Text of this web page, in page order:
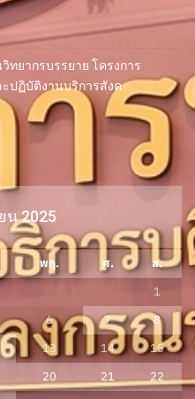
ทยากรบรรยาย โครงการ
ปฏิบัติงานบริการสังค
น 2025
พฤ. ศ.
ส.
1
6 7
8
13 14
15
20 21
22